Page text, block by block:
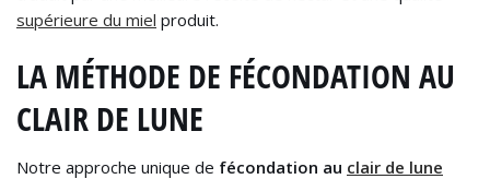
supérieure du miel produit.
LA MÉTHODE DE FÉCONDATION AU
CLAIR DE LUNE
Notre approche unique de fécondation au clair de lune